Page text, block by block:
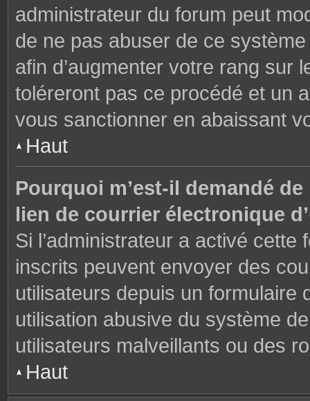
administrateur du forum peut
de ne pas abuser de ce
afin d’augmenter votre rang sur
toléreront pas ce procédé et un
vous sanctionner en abaissant
Haut
Pourquoi m’est-il demandé
lien de courrier électronique
Si l’administrateur a activé
inscrits peuvent envoyer des
utilisateurs depuis un formulaire
utilisation abusive du système
utilisateurs malveillants ou des
Haut